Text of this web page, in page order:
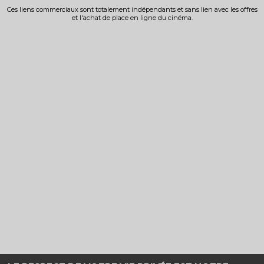
Ces liens commerciaux sont totalement indépendants et sans lien avec les offres
et l'achat de place en ligne du cinéma.